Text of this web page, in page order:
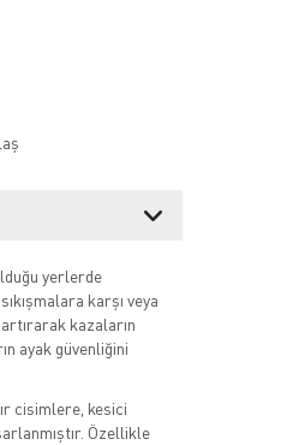
yerlerde
karşı veya
kazaların
ayak güvenliğini
cisimlere, kesici
Özellikle